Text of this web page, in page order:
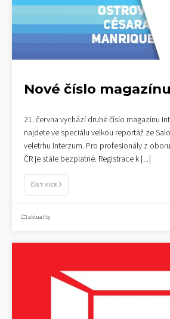
Nové číslo
21. června vychází druhé číslo magazínu
najdete ve speciálu velkou reportáž ze
veletrhu Interzum. Pro profesionály z
ČR je stále bezplatné. Registrace k [...]
ČÍST VÍCE
aktuality